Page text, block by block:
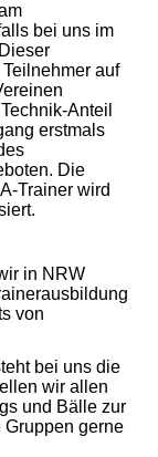
bei uns im
auf
Anteil
erstmals
Die
Trainer wird
in NRW
von
bei uns die
wir allen
und Bälle zur
gerne